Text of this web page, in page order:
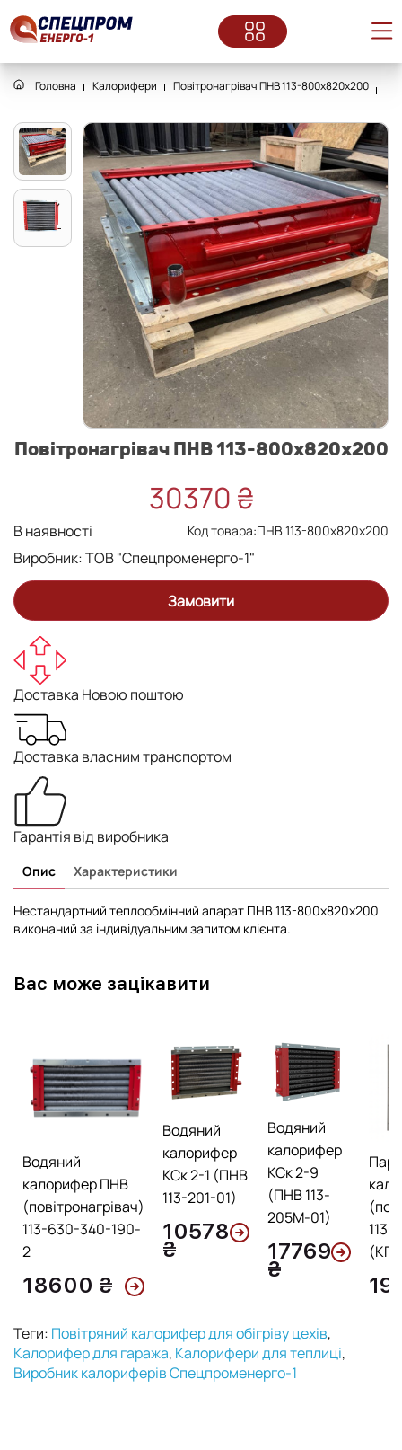
Головна Калорифери Повітронагрівач ПНВ 113-800x820x200
Повітронагрівач ПНВ 113-800x820x200
30370 ₴
В наявності Код товара:ПНВ 113-800x820x200
Виробник:ТОВ "Спецпроменерго-1"
Замовити
Доставка Новою поштою
Доставка власним транспортом
Гарантія від виробника
Опис Характеристики
Нестандартний теплообмінний апарат ПНВ 113-800x820x200
виконаний за індивідуальним запитом клієнта.
Вас може зацікавити
Водяний
калорифер ПНВ
(повітронагрівач)
113-630-340-190-
2
18600 ₴
Водяний
калорифер
КСк 2-1 (ПНВ
113-201-01)
10578
₴
Водяний
калорифер
КСк 2-9
(ПНВ 113-
205М-01)
17769
₴
Теги: Повітряний калорифер для обігріву цехів,
Калорифер для гаража, Калорифери для теплиці,
Виробник калориферів Спецпроменерго-1